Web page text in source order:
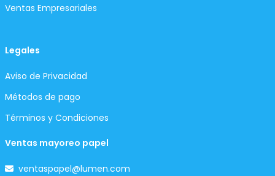
Ventas Empresariales
Legales
Aviso de Privacidad
Métodos de pago
Términos y Condiciones
Ventas mayoreo papel
ventaspapel@lumen.com